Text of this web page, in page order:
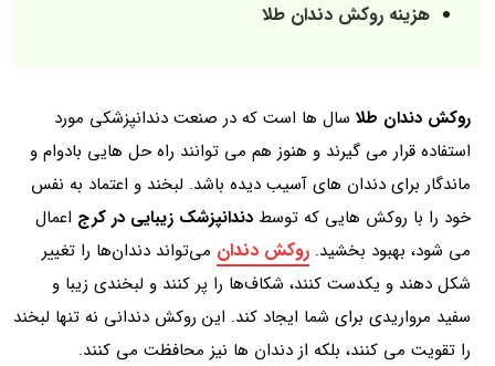
هزینه روکش دندان طلا
روکش دندان طلا سال ها است که در صنعت دندانپزشکی مورد
استفاده قرار می گیرند و هنوز هم می توانند راه حل هایی بادوام و
ماندگار برای دندان های آسیب دیده باشد. لبخند و اعتماد به نفس
خود را با روکش هایی که توسط دندانپزشک زیبایی در کرج اعمال
می شود، بهبود بخشید. روکش‌ دندان می‌تواند دندان‌ها را تغییر
شکل دهند و یکدست کنند، شکاف‌ها را پر کنند و لبخندی زیبا و
سفید مرواریدی برای شما ایجاد کند. این روکش دندانی نه تنها لبخند
را تقویت می کنند، بلکه از دندان ها نیز محافظت می کنند.